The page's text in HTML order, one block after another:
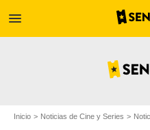
menu
Inicio Noticias de Cine y Series